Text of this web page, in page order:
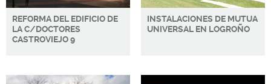
REFORMA DEL EDIFICIO DE
LA C/DOCTORES
CASTROVIEJO 9
INSTALACIONES DE MUTUA
UNIVERSAL EN LOGROÑO